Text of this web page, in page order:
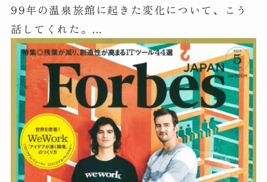
99年の温泉旅館に起きた変化について、こう
話してくれた。...